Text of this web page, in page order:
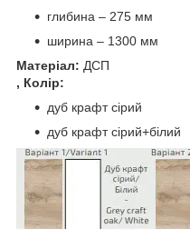
глибина – 275 мм
ширина – 1300 мм
Матеріал: ДСП
, Колір:
дуб крафт сірий
дуб крафт сірий+білий